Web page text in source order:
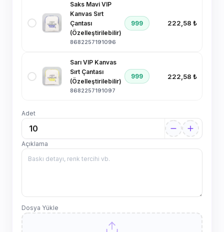
Saks Mavi VIP
Kanvas Sırt
Çantası
(Özelleştirilebilir)
8682257191096
999 222,58 ₺
Sarı VIP Kanvas
Sırt Çantası
(Özelleştirilebilir)
8682257191097
999 222,58 ₺
Adet
Açıklama
Dosya Yükle